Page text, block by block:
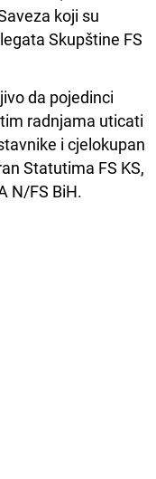
koji su
Skupštine FS
da pojedinci
radnjama uticati
i cjelokupan
Statutima FS KS,
N/FS BiH.